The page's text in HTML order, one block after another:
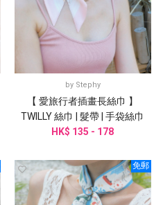
by Stephy
【 愛旅行者插畫長絲巾 】
TWILLY 絲巾 | 髮帶 | 手袋絲巾
HK$ 135 - 178
免郵